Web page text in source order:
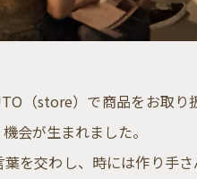
（store）で商品をお取
会が生まれました。
を交わし、時には作り手